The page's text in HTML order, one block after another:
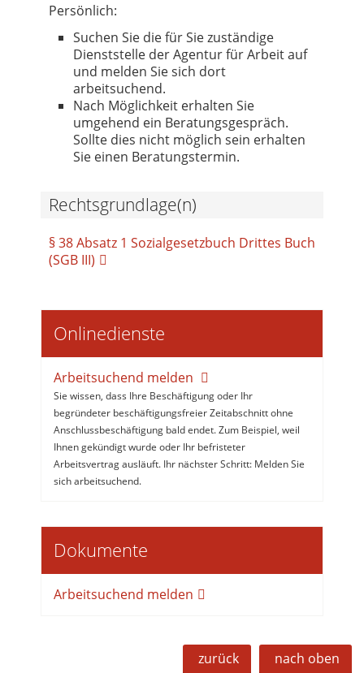
Persönlich:
Suchen Sie die für Sie zuständige
Dienststelle der Agentur für Arbeit auf
und melden Sie sich dort
arbeitsuchend.
Nach Möglichkeit erhalten Sie
umgehend ein Beratungsgespräch.
Sollte dies nicht möglich sein erhalten
Sie einen Beratungstermin.
Rechtsgrundlage(n)
§ 38 Absatz 1 Sozialgesetzbuch Drittes Buch
(SGB III)
Onlinedienste
Arbeitsuchend melden
Sie wissen, dass Ihre Beschäftigung oder Ihr
begründeter beschäftigungsfreier Zeitabschnitt ohne
Anschlussbeschäftigung bald endet. Zum Beispiel, weil
Ihnen gekündigt wurde oder Ihr befristeter
Arbeitsvertrag ausläuft. Ihr nächster Schritt: Melden Sie
sich arbeitsuchend.
Dokumente
Arbeitsuchend melden
zurück nach oben